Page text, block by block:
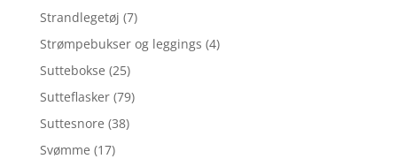
Strandlegetøj (7)
Strømpebukser og leggings (4)
Suttebokse (25)
Sutteflasker (79)
Suttesnore (38)
Svømme (17)